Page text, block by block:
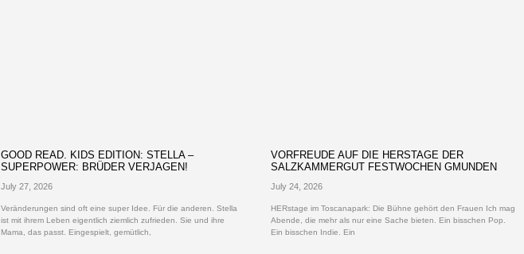
GOOD READ. KIDS EDITION: STELLA –
SUPERPOWER: BRÜDER VERJAGEN!
July 27, 2026
Veränderungen sind oft eine super Idee. Für die anderen. Stella
ist mit ihrem Leben eigentlich ziemlich zufrieden. Sie und ihre
Mama, das passt. Eingespielt, gemütlich,
VORFREUDE AUF DIE HERSTAGE DER
SALZKAMMERGUT FESTWOCHEN GMUNDEN
July 24, 2026
HERstage im Toscanapark: Die Bühne gehört den Frauen Ich mag
Abende, die mehr als nur eine Sache bieten. Ein bisschen Pop.
Ein bisschen Indie. Ein